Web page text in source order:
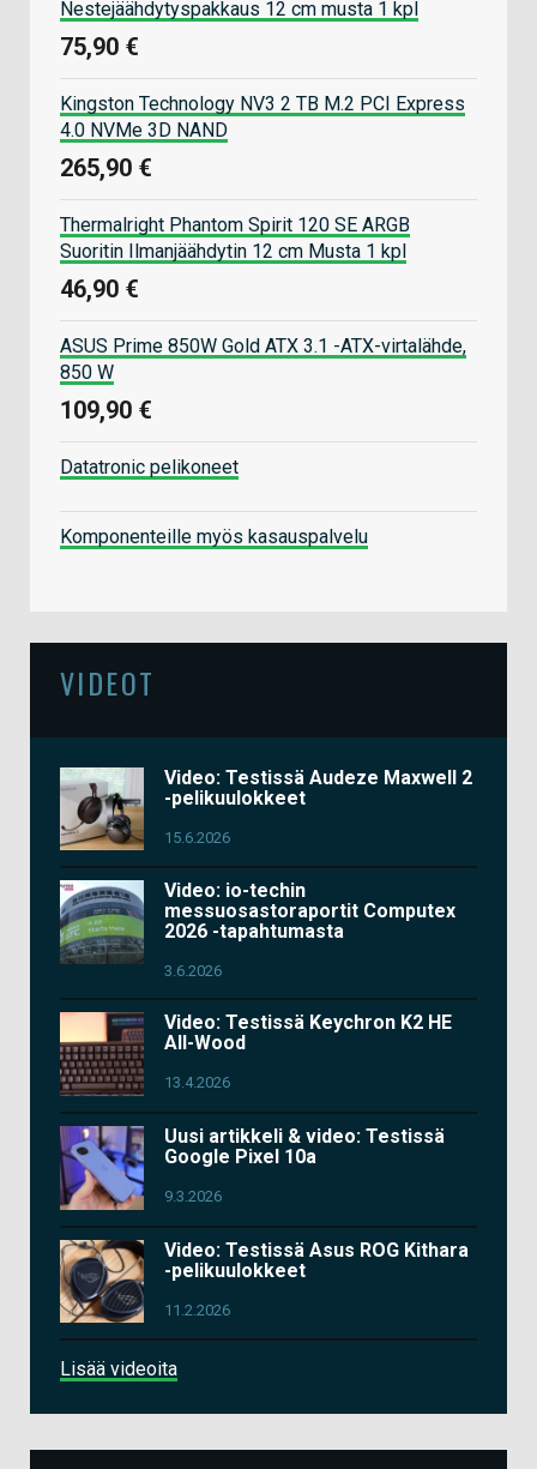
Nestejäähdytyspakkaus 12 cm musta 1 kpl
75,90 €
Kingston Technology NV3 2 TB M.2 PCI Express
4.0 NVMe 3D NAND
265,90 €
Thermalright Phantom Spirit 120 SE ARGB
Suoritin Ilmanjäähdytin 12 cm Musta 1 kpl
46,90 €
ASUS Prime 850W Gold ATX 3.1 -ATX-virtalähde,
850 W
109,90 €
Datatronic pelikoneet
Komponenteille myös kasauspalvelu
VIDEOT
Video: Testissä Audeze Maxwell 2
-pelikuulokkeet
15.6.2026
Video: io-techin
messuosastoraportit Computex
2026 -tapahtumasta
3.6.2026
Video: Testissä Keychron K2 HE
All-Wood
13.4.2026
Uusi artikkeli & video: Testissä
Google Pixel 10a
9.3.2026
Video: Testissä Asus ROG Kithara
-pelikuulokkeet
11.2.2026
Lisää videoita